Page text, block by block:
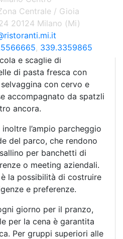
distinguono le specialità
una rarità. Solo
che conta la carta del
quali l’Antipasto con
e scaglie di
di pasta fresca con
con cervo e
accompagnato da spatzli
ancora.
l’ampio parcheggio
del parco, che rendono
per banchetti di
o meeting aziendali.
la possibilità di costruire
e preferenze.
giorno per il pranzo,
per la cena è garantita
Per gruppi superiori alle
Centrale / Gioia
20124 Milano (Mi)
, 339.3359865